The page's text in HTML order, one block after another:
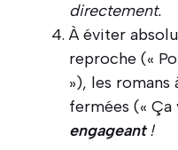
directement.
À éviter
reproche («
»), les romans
fermées (« Ça
engageant!